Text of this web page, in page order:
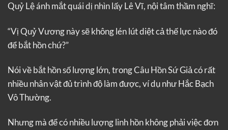
Quỷ Lệ ánh mắt quái dị nhìn lấy Lê Vĩ, nội tâm thầm nghĩ:
“Vị Quỷ Vương này sẽ không lén lút diệt cả thế lực nào đó
để bắt hồn chứ?”
Nói về bắt hồn số lượng lớn, trong Câu Hồn Sứ Giả có rất
nhiều nhân vật đủ trình độ làm được, ví dụ như Hắc Bạch
Vô Thường.
Nhưng mà để có nhiều lượng linh hồn không phải việc đơn